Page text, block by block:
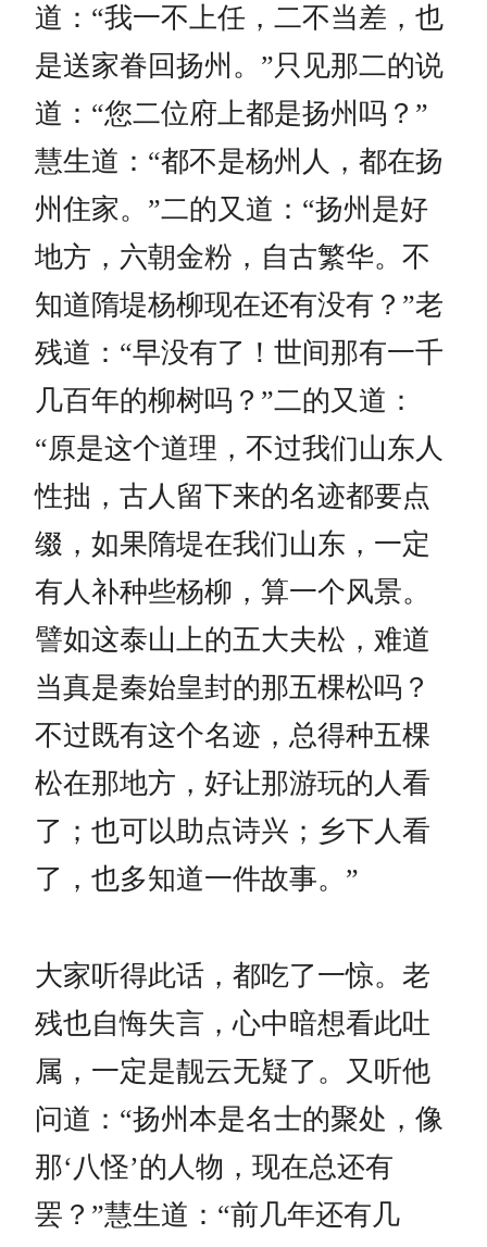
道：“我一不上任，二不当差，也
是送家眷回扬州。”只见那二的说
道：“您二位府上都是扬州吗？”
慧生道：“都不是杨州人，都在扬
州住家。”二的又道：“扬州是好
地方，六朝金粉，自古繁华。不
知道隋堤杨柳现在还有没有？”老
残道：“早没有了！世间那有一千
几百年的柳树吗？”二的又道：
“原是这个道理，不过我们山东人
性拙，古人留下来的名迹都要点
缀，如果隋堤在我们山东，一定
有人补种些杨柳，算一个风景。
譬如这泰山上的五大夫松，难道
当真是秦始皇封的那五棵松吗？
不过既有这个名迹，总得种五棵
松在那地方，好让那游玩的人看
了；也可以助点诗兴；乡下人看
了，也多知道一件故事。”
大家听得此话，都吃了一惊。老
残也自悔失言，心中暗想看此吐
属，一定是靓云无疑了。又听他
问道：“扬州本是名士的聚处，像
那‘八怪’的人物，现在总还有
罢？”慧生道：“前几年还有几